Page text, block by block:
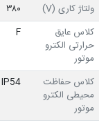
ولتاژ کاری (V)
۳۸۰
کلاس عایق
حرارتی الکترو
موتور
F
کلاس حفاظت
محیطی الکترو
موتور
IP54